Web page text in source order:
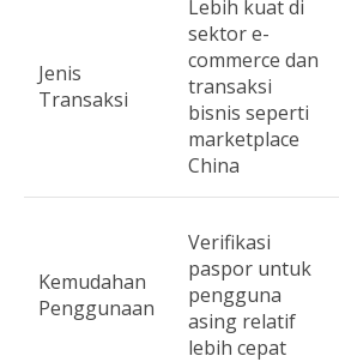
Jenis
Transaksi
Lebih kuat di
sektor e-
commerce dan
transaksi
bisnis seperti
marketplace
China
Kemudahan
Penggunaan
Verifikasi
paspor untuk
pengguna
asing relatif
lebih cepat